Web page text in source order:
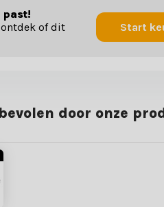
past!
ontdek of dit
Start
door onze